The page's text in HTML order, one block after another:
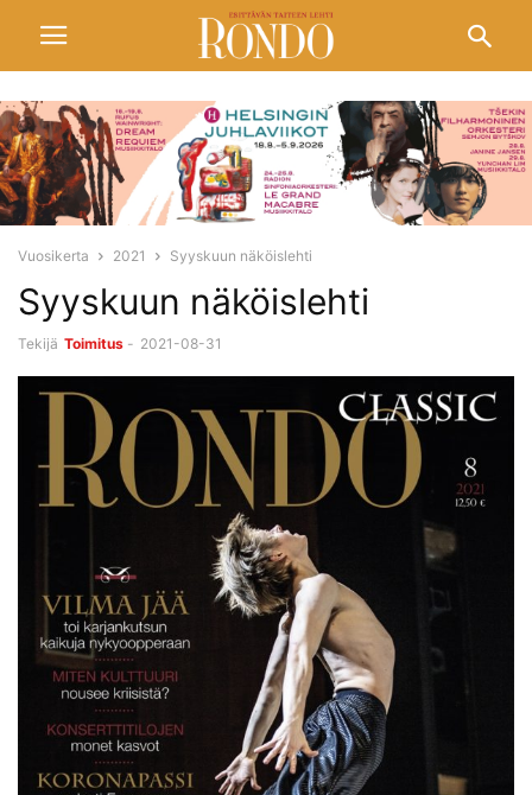
Vuosikerta 2021 Syyskuun näköislehti
Syyskuun näköislehti
Tekijä Toimitus - 2021-08-31